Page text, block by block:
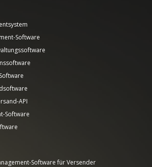
Software
API
Software
Software für Versender